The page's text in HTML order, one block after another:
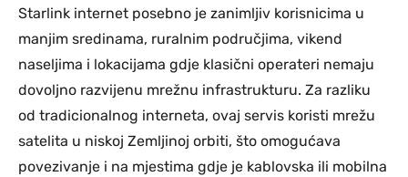
Starlink internet posebno je zanimljiv korisnicima u
manjim sredinama, ruralnim područjima, vikend
naseljima i lokacijama gdje klasični operateri nemaju
dovoljno razvijenu mrežnu infrastrukturu. Za razliku
od tradicionalnog interneta, ovaj servis koristi mrežu
satelita u niskoj Zemljinoj orbiti, što omogućava
povezivanje i na mjestima gdje je kablovska ili mobilna